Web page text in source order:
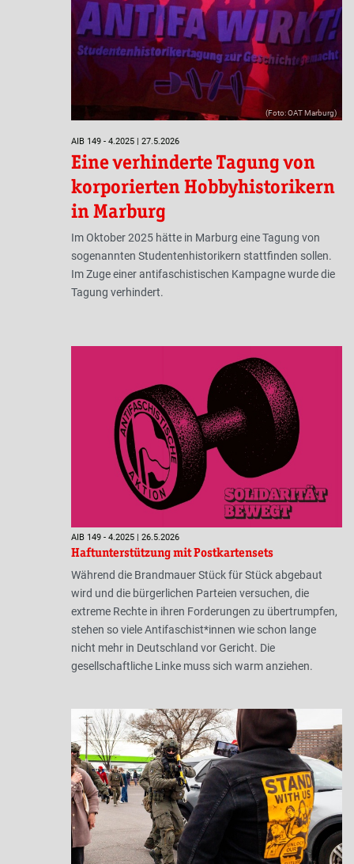
(Foto: OAT Marburg)
AIB 149 - 4.2025 | 27.5.2026
Eine verhinderte Tagung von
korporierten Hobbyhistorikern
in Marburg
Im Oktober 2025 hätte in Marburg eine Tagung von
sogenannten Studentenhistorikern stattfinden sollen.
Im Zuge einer antifaschistischen Kampagne wurde die
Tagung verhindert.
AIB 149 - 4.2025 | 26.5.2026
Haftunterstützung mit Postkartensets
Während die Brandmauer Stück für Stück abgebaut
wird und die bürgerlichen Parteien versuchen, die
extreme Rechte in ihren Forderungen zu übertrumpfen,
stehen so viele Antifaschist*innen wie schon lange
nicht mehr in Deutschland vor Gericht. Die
gesellschaftliche Linke muss sich warm anziehen.